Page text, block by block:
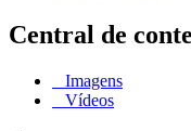
Central de
Imagens
Vídeos